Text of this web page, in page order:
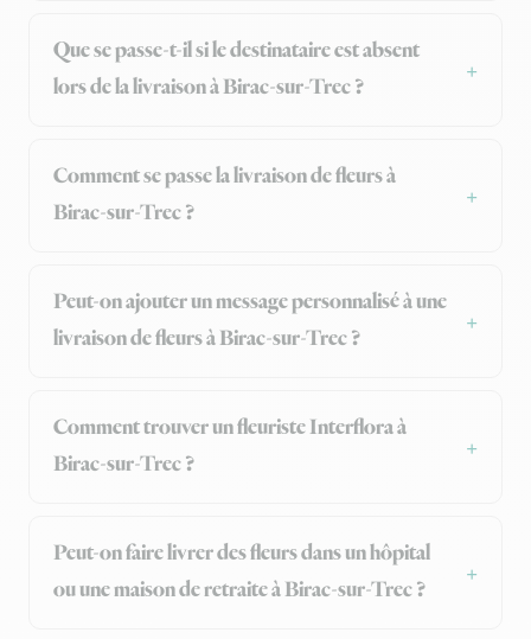
Que se passe-t-il si le destinataire est absent
lors de la livraison à Birac-sur-Trec ?
Comment se passe la livraison de fleurs à
Birac-sur-Trec ?
Peut-on ajouter un message personnalisé à une
livraison de fleurs à Birac-sur-Trec ?
Comment trouver un fleuriste Interflora à
Birac-sur-Trec ?
Peut-on faire livrer des fleurs dans un hôpital
ou une maison de retraite à Birac-sur-Trec ?